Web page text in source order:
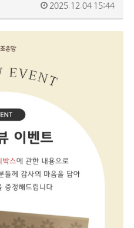
2025.12.04 15:44